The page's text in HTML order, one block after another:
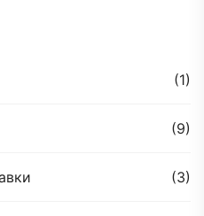
(1)
(9)
(3)